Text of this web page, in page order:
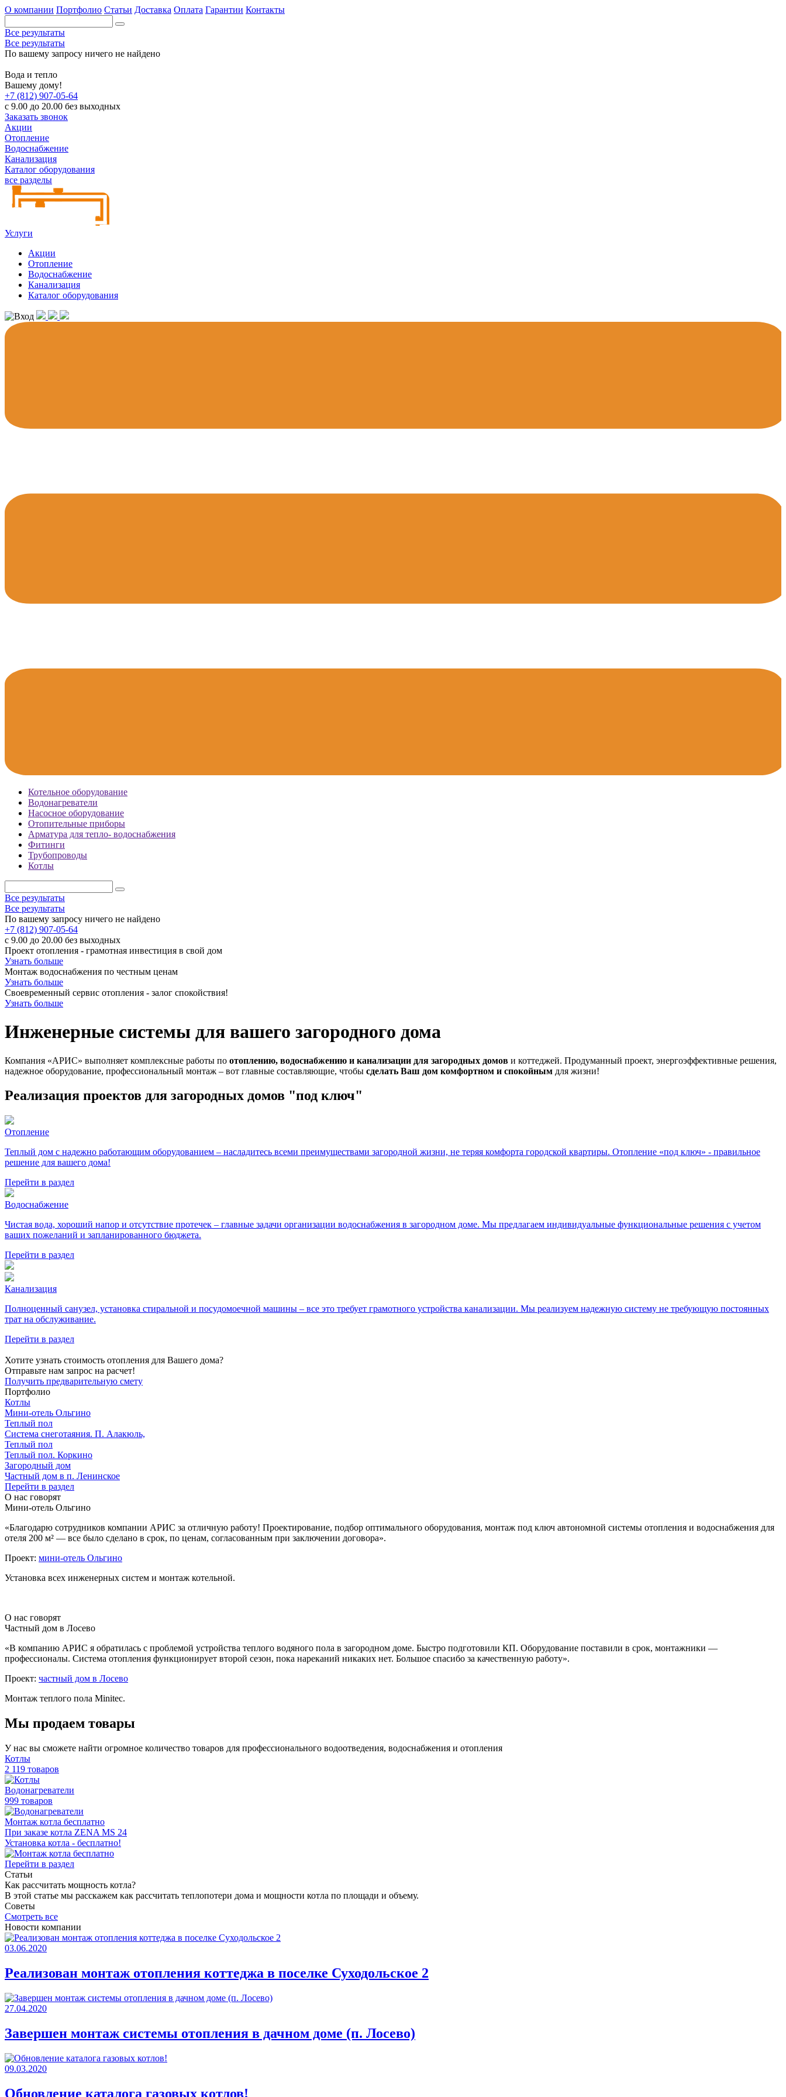
О компании Портфолио Статьи Доставка Оплата Гарантии Контакты
Все результаты
Все результаты
По вашему запросу ничего не найдено
Вода и тепло
Вашему дому!
+7 (812) 907-05-64
с 9.00 до 20.00 без выходных
Заказать звонок
Акции
Отопление
Водоснабжение
Канализация
Каталог оборудования
все разделы
Услуги
Акции
Отопление
Водоснабжение
Канализация
Каталог оборудования
Котельное оборудование
Водонагреватели
Насосное оборудование
Отопительные приборы
Арматура для тепло- водоснабжения
Фитинги
Трубопроводы
Котлы
Все результаты
Все результаты
По вашему запросу ничего не найдено
+7 (812) 907-05-64
с 9.00 до 20.00 без выходных
Проект отопления - грамотная инвестиция в свой дом
Узнать больше
Монтаж водоснабжения по честным ценам
Узнать больше
Своевременный сервис отопления - залог спокойствия!
Узнать больше
Инженерные системы для вашего загородного дома
Компания «АРИС» выполняет комплексные работы по отоплению, водоснабжению и канализации для загородных домов и коттеджей. Продуманный проект, энергоэффективные решения,
надежное оборудование, профессиональный монтаж – вот главные составляющие, чтобы сделать Ваш дом комфортном и спокойным для жизни!
Реализация проектов для загородных домов "под ключ"
Отопление
Теплый дом с надежно работающим оборудованием – насладитесь всеми преимуществами загородной жизни, не теряя комфорта городской квартиры. Отопление «под ключ» - правильное
решение для вашего дома!
Перейти в раздел
Водоснабжение
Чистая вода, хороший напор и отсутствие протечек – главные задачи организации водоснабжения в загородном доме. Мы предлагаем индивидуальные функциональные решения с учетом
ваших пожеланий и запланированного бюджета.
Перейти в раздел
Канализация
Полноценный санузел, установка стиральной и посудомоечной машины – все это требует грамотного устройства канализации. Мы реализуем надежную систему не требующую постоянных
трат на обслуживание.
Перейти в раздел
Хотите узнать стоимость отопления для Вашего дома?
Отправьте нам запрос на расчет!
Получить предварительную смету
Портфолио
Котлы
Мини‑‏отель Ольгино
Теплый пол
Система снеготаяния. П. Алакюль,
Теплый пол
Теплый пол. Коркино
Загородный дом
Частный дом в п. Ленинское
Перейти в раздел
О нас говорят
Мини-отель Ольгино
«Благодарю сотрудников компании АРИС за отличную работу! Проектирование, подбор оптимального оборудования, монтаж под ключ автономной системы отопления и водоснабжения для
отеля 200 м² — все было сделано в срок, по ценам, согласованным при заключении договора».
Проект: мини-отель Ольгино
Установка всех инженерных систем и монтаж котельной.
О нас говорят
Частный дом в Лосево
«В компанию АРИС я обратилась с проблемой устройства теплого водяного пола в загородном доме. Быстро подготовили КП. Оборудование поставили в срок, монтажники —
профессионалы. Система отопления функционирует второй сезон, пока нареканий никаких нет. Большое спасибо за качественную работу».
Проект: частный дом в Лосево
Монтаж теплого пола Minitec.
Мы продаем товары
У нас вы сможете найти огромное количество товаров для профессионального водоотведения, водоснабжения и отопления
Котлы
2 119 товаров
Водонагреватели
999 товаров
Монтаж котла бесплатно
При заказе котла ZENA MS 24
Установка котла - бесплатно!
Перейти в раздел
Статьи
Как раcсчитать мощность котла?
В этой статье мы расскажем как рассчитать теплопотери дома и мощности котла по площади и объему.
Советы
Смотреть все
Новости компании
03.06.2020
Реализован монтаж отопления коттеджа в поселке Суходольское 2
27.04.2020
Завершен монтаж системы отопления в дачном доме (п. Лосево)
09.03.2020
Обновление каталога газовых котлов!